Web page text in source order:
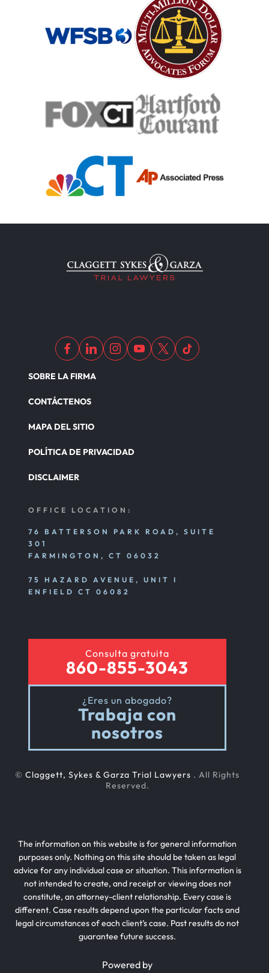
SOBRE LA FIRMA
CONTÁCTENOS
MAPA DEL SITIO
POLÍTICA DE PRIVACIDAD
DISCLAIMER
OFFICE LOCATION:
76 BATTERSON PARK ROAD, SUITE
301
FARMINGTON, CT 06032
75 HAZARD AVENUE, UNIT I
ENFIELD CT 06082
Consulta gratuita
860-855-3043
¿Eres un abogado?
Trabaja con
nosotros
© Claggett, Sykes & Garza Trial Lawyers . All Rights
Reserved.
The information on this website is for general information
purposes only. Nothing on this site should be taken as legal
advice for any individual case or situation. This information is
not intended to create, and receipt or viewing does not
constitute, an attorney-client relationship. Every case is
different. Case results depend upon the particular facts and
legal circumstances of each client’s case. Past results do not
guarantee future success.
Powered by